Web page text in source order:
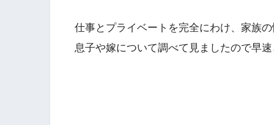
仕事とプライベートを完全にわけ、家族
息子や嫁について調べて見ましたので早